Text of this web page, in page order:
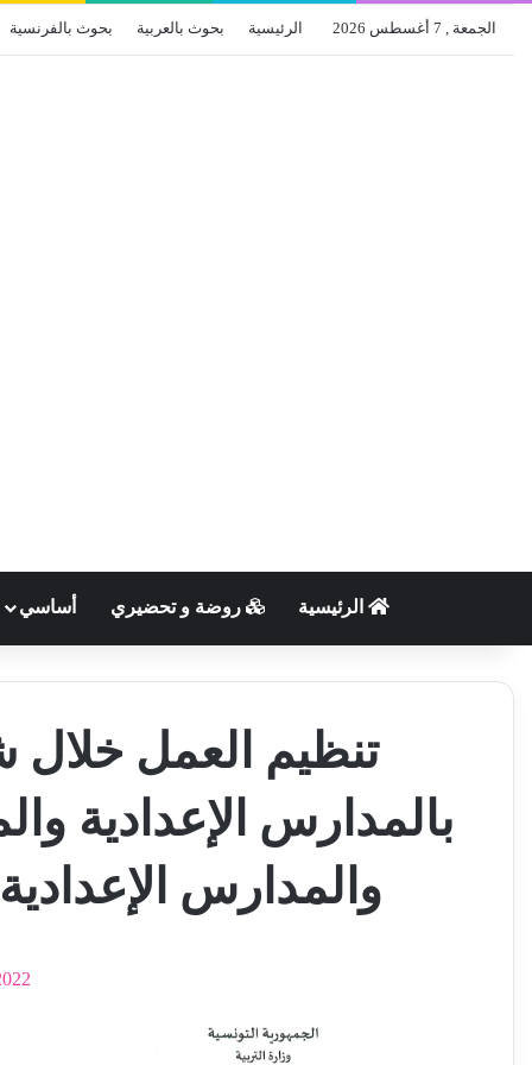
الجمعة , 7 أغسطس 2026 الرئيسية بحوث بالعربية بحوث بالفرنسية
الرئيسية روضة و تحضيري أساسي
تنظيم العمل
بالمدارس الإعدادية
والمدارس الإعدادية